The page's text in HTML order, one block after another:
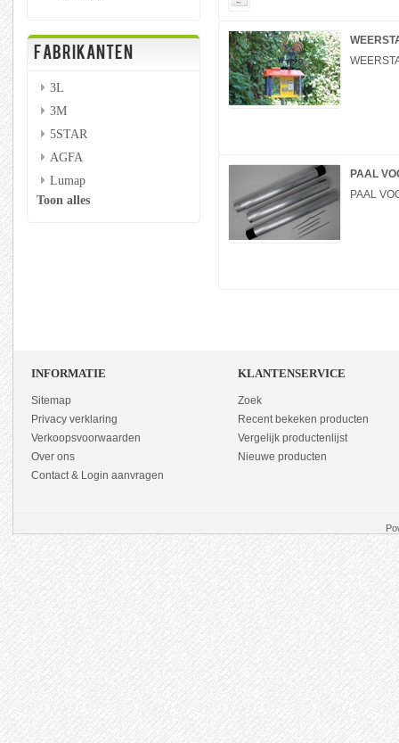
FABRIKANTEN
3L
3M
5STAR
AGFA
Lumap
Toon alles
PAAL
PAAL
INFORMATIE
Sitemap
Privacy verklaring
Verkoopsvoorwaarden
Over ons
Contact & Login aanvragen
KLANTENSERVICE
Zoek
Recent bekeken producten
Vergelijk productenlijst
Nieuwe producten